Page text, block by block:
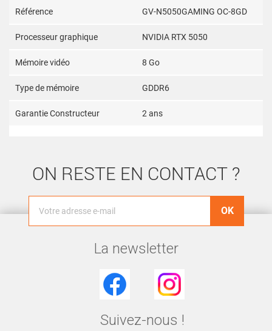
Référence GV-N5050GAMING OC-8GD
Processeur graphique NVIDIA RTX 5050
Mémoire vidéo 8 Go
Type de mémoire GDDR6
Garantie Constructeur 2 ans
ON RESTE EN CONTACT ?
La newsletter
Facebook Instagram
Suivez-nous !